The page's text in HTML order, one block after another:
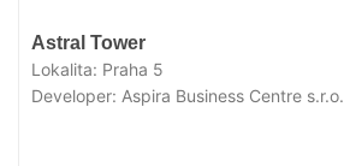
Astral Tower
Lokalita: Praha 5
Developer: Aspira Business Centre s.r.o.